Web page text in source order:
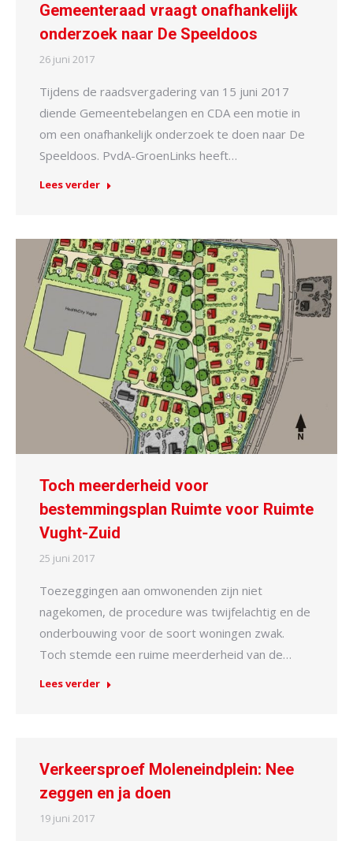
Gemeenteraad vraagt onafhankelijk
onderzoek naar De Speeldoos
26 juni 2017
Tijdens de raadsvergadering van 15 juni 2017
diende Gemeentebelangen en CDA een motie in
om een onafhankelijk onderzoek te doen naar De
Speeldoos. PvdA-GroenLinks heeft…
Lees verder
Toch meerderheid voor
bestemmingsplan Ruimte voor Ruimte
Vught-Zuid
25 juni 2017
Toezeggingen aan omwonenden zijn niet
nagekomen, de procedure was twijfelachtig en de
onderbouwing voor de soort woningen zwak.
Toch stemde een ruime meerderheid van de…
Lees verder
Verkeersproef Moleneindplein: Nee
zeggen en ja doen
19 juni 2017